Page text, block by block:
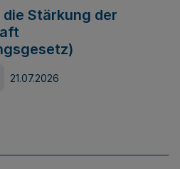
Stärkung der
21.07.2026